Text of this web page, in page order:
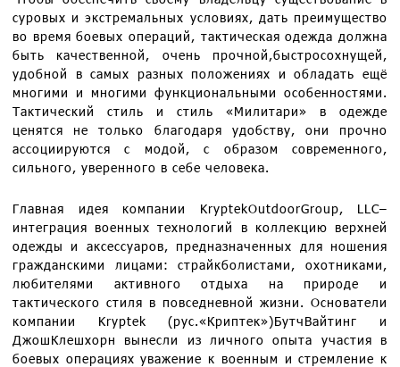
суровых и экстремальных условиях, дать преимущество
во время боевых операций, тактическая одежда должна
быть качественной, очень прочной,быстросохнущей,
удобной в самых разных положениях и обладать ещё
многими и многими функциональными особенностями.
Тактический стиль и стиль «Милитари» в одежде
ценятся не только благодаря удобству, они прочно
ассоциируются с модой, с образом современного,
сильного, уверенного в себе человека.
Главная идея компании KryptekOutdoorGroup, LLC–
интеграция военных технологий в коллекцию верхней
одежды и аксессуаров, предназначенных для ношения
гражданскими лицами: страйкболистами, охотниками,
любителями активного отдыха на природе и
тактического стиля в повседневной жизни. Основатели
компании Kryptek (рус.«Криптек»)БутчВайтинг и
ДжошКлешхорн вынесли из личного опыта участия в
боевых операциях уважение к военным и стремление к